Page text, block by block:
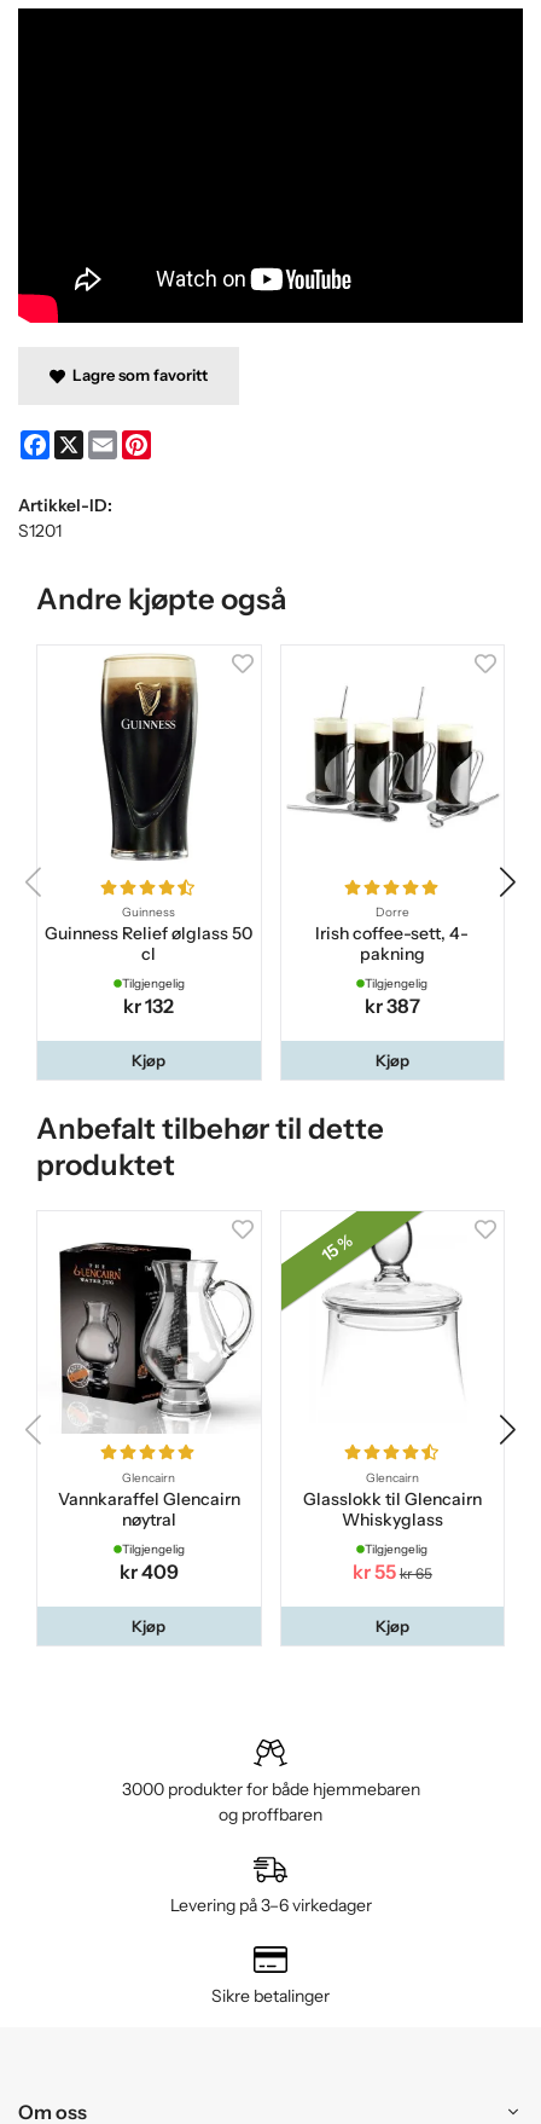
Lagre som favoritt
Facebook
X Email
Artikkel-ID:
S1201
Andre kjøpte også
Guinness
Guinness Relief ølglass 50
cl
Tilgjengelig
kr 132
Kjøp
Dorre
Irish coffee-sett, 4-
pakning
Tilgjengelig
kr 387
Kjøp
Anbefalt tilbehør til dette
produktet
Glencairn
Vannkaraffel Glencairn
nøytral
Tilgjengelig
kr 409
Kjøp
15 %
Glencairn
Glasslokk til Glencairn
Whiskyglass
Tilgjengelig
kr 55 kr 65
Kjøp
3000 produkter for både hjemmebaren
og proffbaren
Levering på 3–6 virkedager
Sikre betalinger
Om oss